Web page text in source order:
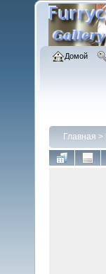
Домой
Главная >